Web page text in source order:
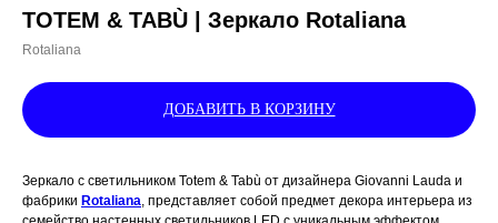
TOTEM & TABÙ | Зеркало Rotaliana
Rotaliana
ДОБАВИТЬ В КОРЗИНУ
Зеркало с светильником Totem & Tabù от дизайнера Giovanni Lauda и
фабрики Rotaliana , представляет собой предмет декора интерьера из